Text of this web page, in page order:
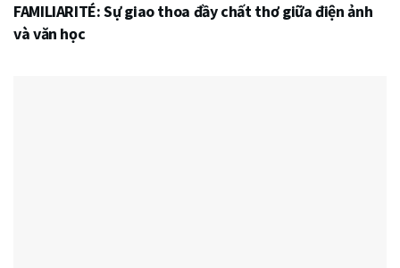
FAMILIARITÉ: Sự giao thoa đầy chất thơ giữa điện ảnh
và văn học